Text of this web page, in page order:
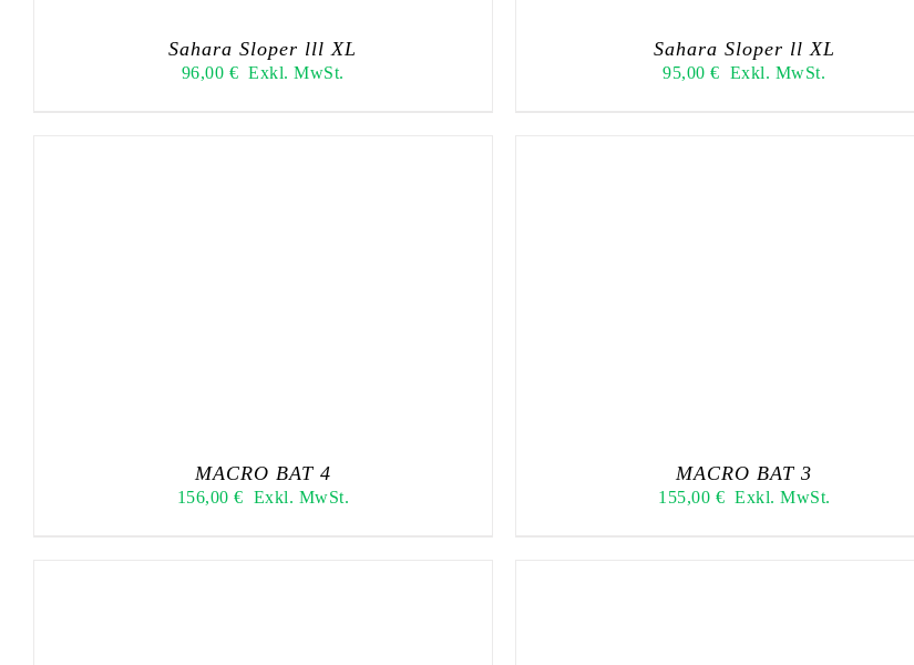
Sahara Sloper lll XL
96,00 € Exkl. MwSt.
Sahara Sloper ll XL
95,00€ Exkl. MwSt.
MACRO BAT 4
156,00€ Exkl. MwSt.
MACRO BAT 3
155,00 € Exkl. MwSt.